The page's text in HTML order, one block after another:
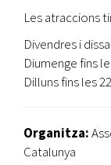
Les atraccions
Divendres i
Diumenge fins
Dilluns fins les
Organitza:
Catalunya